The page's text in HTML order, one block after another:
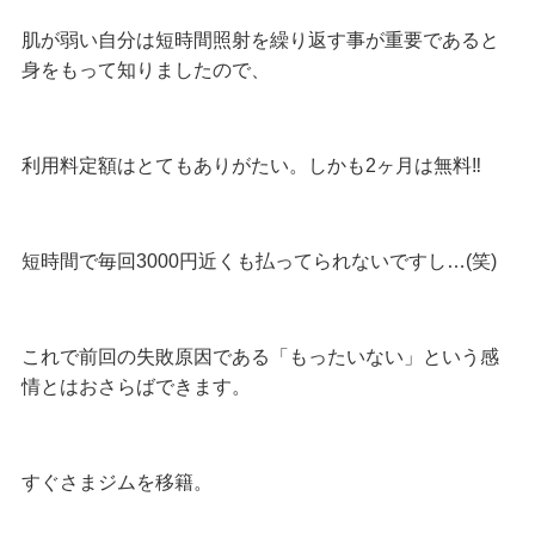
肌が弱い自分は短時間照射を繰り返す事が重要であると
身をもって知りましたので、
利用料定額はとてもありがたい。しかも2ヶ月は無料‼︎
短時間で毎回3000円近くも払ってられないですし…(笑)
これで前回の失敗原因である「もったいない」という感
情とはおさらばできます。
すぐさまジムを移籍。